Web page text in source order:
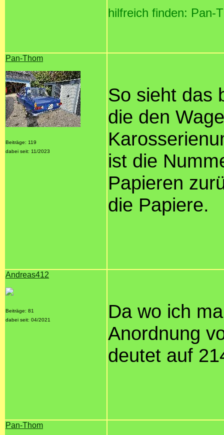
hilfreich finden: Pan-
Pan-Thom
Beiträge: 119
dabei seit: 11/2023
So sieht das
die den
ist die
Papieren
die Papiere.
Andreas412
Beiträge: 81
dabei seit: 04/2021
Da wo ich
Anordnung
deutet auf
Pan-Thom